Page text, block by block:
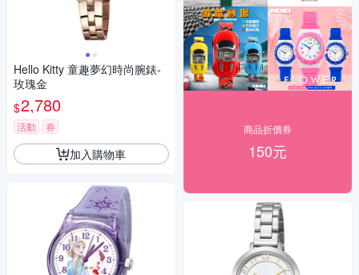
Hello Kitty 童趣夢幻時尚腕錶-
玫瑰金
$2,780
活動 券
加入購物車
商品折價券
150元